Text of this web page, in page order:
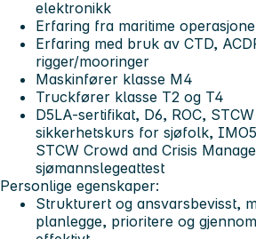
elektronikk
Erfaring fra maritime
Erfaring med bruk av CTD,
rigger/mooringer
Maskinfører klasse M4
Truckfører klasse T2 og T4
D5LA-sertifikat, D6, ROC,
sikkerhetskurs for sjøfolk,
STCW Crowd and Crisis
sjømannslegeattest
Personlige egenskaper:
Strukturert og ansvarsbevisst,
planlegge, prioritere og